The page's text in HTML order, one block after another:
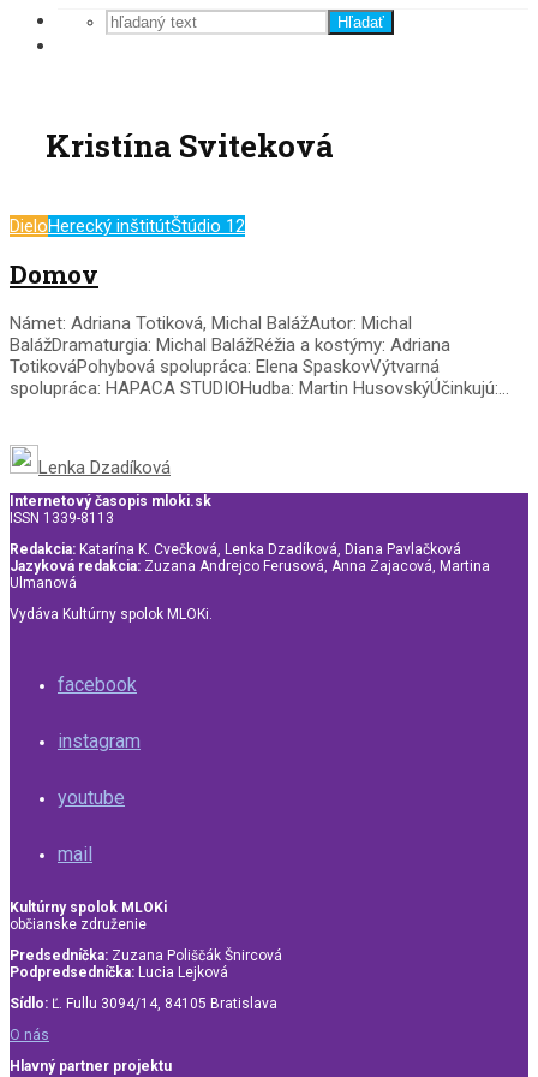
Hľadať
Kristína Sviteková
DieloHerecký inštitútŠtúdio 12
Domov
Námet: Adriana Totiková, Michal BalážAutor: Michal
BalážDramaturgia: Michal BalážRéžia a kostýmy: Adriana
TotikováPohybová spolupráca: Elena SpaskovVýtvarná
spolupráca: HAPACA STUDIOHudba: Martin HusovskýÚčinkujú:...
Lenka Dzadíková
Internetový časopis mloki.sk
ISSN 1339-8113
Redakcia: Katarína K. Cvečková, Lenka Dzadíková, Diana Pavlačková
Jazyková redakcia: Zuzana Andrejco Ferusová, Anna Zajacová, Martina
Ulmanová
Vydáva Kultúrny spolok MLOKi.
facebook
instagram
youtube
mail
Kultúrny spolok MLOKi
občianske združenie
Predsedníčka: Zuzana Poliščák Šnircová
Podpredsedníčka: Lucia Lejková
Sídlo: Ľ. Fullu 3094/14, 84105 Bratislava
O nás
Hlavný partner projektu